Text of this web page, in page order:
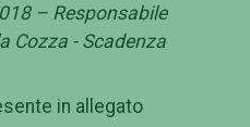
– Responsabile
Cozza - Scadenza
in allegato